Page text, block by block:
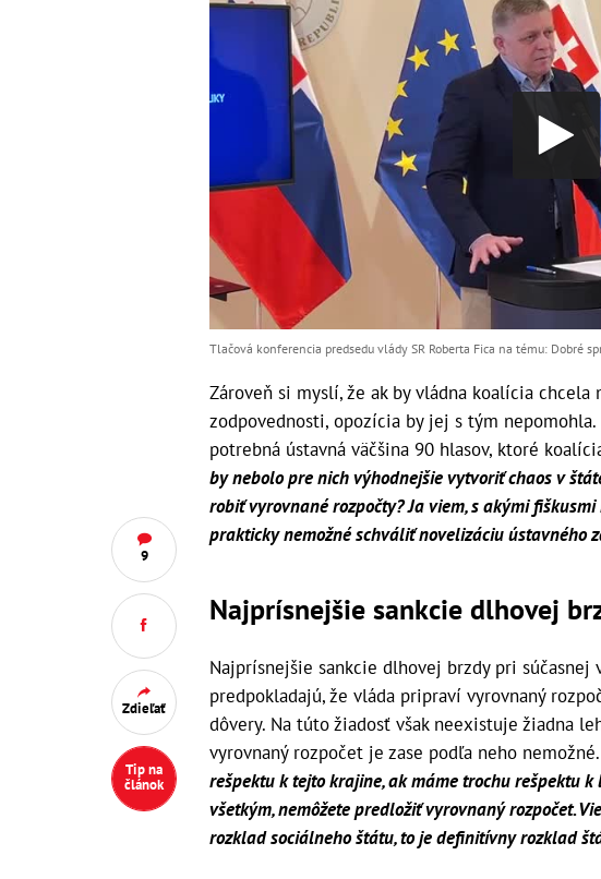
9
Zdieľať
Tip na
článok
Tlačová konferencia predsedu vlády SR Roberta Fica na tému: Dobré
Zároveň si myslí, že ak by vládna koalícia
zodpovednosti, opozícia by jej s tým nepomohla.
potrebná ústavná väčšina 90 hlasov, ktoré
by nebolo pre nich výhodnejšie vytvoriť chaos v
robiť vyrovnané rozpočty? Ja viem, s akými
prakticky nemožné schváliť novelizáciu ústavného
Najprísnejšie sankcie dlhovej
Najprísnejšie sankcie dlhovej brzdy pri
predpokladajú, že vláda pripraví vyrovnaný
dôvery. Na túto žiadosť však neexistuje žiadna
vyrovnaný rozpočet je zase podľa neho nemožné.
rešpektu k tejto krajine, ak máme trochu rešpektu k
všetkým, nemôžete predložiť vyrovnaný rozpočet.
rozklad sociálneho štátu, to je definitívny rozklad